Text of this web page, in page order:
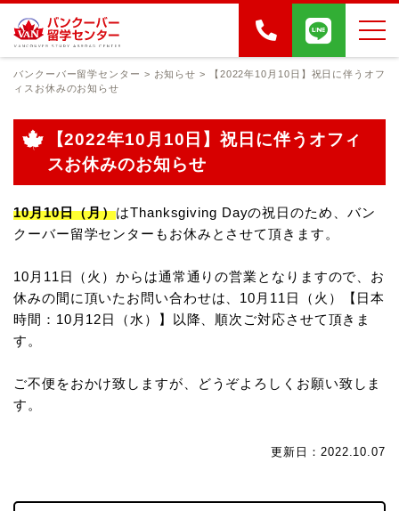
バンクーバー留学センター > お知らせ >
【2022年10月10日】祝日に伴うオフ
ィスお休みのお知らせ
【2022年10月10日】祝日に伴うオフィ
スお休みのお知らせ
10月10日（月）はThanksgiving Dayの祝日のため、バン
クーバー留学センターもお休みとさせて頂きます。
10月11日（火）からは通常通りの営業となりますので、お
休みの間に頂いたお問い合わせは、 10月11日（火）【日本
時間：10月12日（水）】以降、順次ご対応させて頂きま
す。
ご不便をおかけ致しますが、どうぞよろしくお願い致しま
す。
更新日：2022.10.07